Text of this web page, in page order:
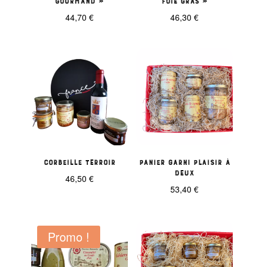
44,70 € 46,30€
Corbeille Terroir
46,50 €
Panier garni Plaisir à
deux
53,40€
Promo !